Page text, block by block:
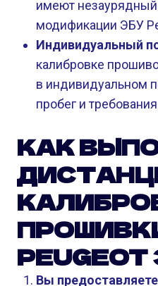
имеют
модификации ЭБУ
Индивидуальный
калибровке
в индивидуальном
пробег и
КАК
Вы